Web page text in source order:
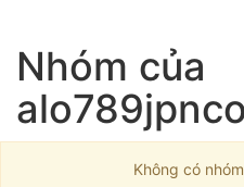
Nhóm của
Không có